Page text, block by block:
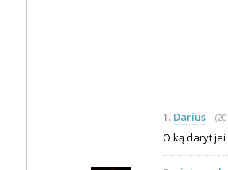
1. Darius
O ką daryt jei